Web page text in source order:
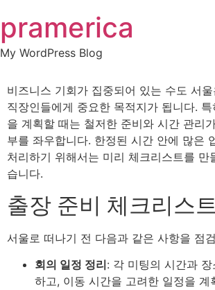
to
content
pramerica
My WordPress Blog
비즈니스 기회가 집중되어 있는 수도 서
직장인들에게 중요한 목적지가 됩니다.
을 계획할 때는 철저한 준비와 시간 관리
부를 좌우합니다. 한정된 시간 안에 많은
처리하기 위해서는 미리 체크리스트를 만
습니다.
출장 준비 체크리스
서울로 떠나기 전 다음과 같은 사항을 점
회의 일정 정리: 각 미팅의 시간과
하고, 이동 시간을 고려한 일정을 계